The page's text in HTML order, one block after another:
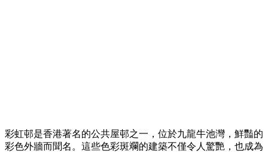
彩虹邨是香港著名的公共屋邨之一，位於九龍牛池灣，鮮豔的
彩色外牆而聞名。這些色彩斑斕的建築不僅令人驚艷，也成為